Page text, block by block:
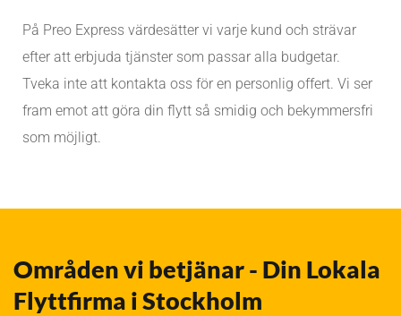
På Preo Express värdesätter vi varje kund och strävar
efter att erbjuda tjänster som passar alla budgetar.
Tveka inte att kontakta oss för en personlig offert. Vi ser
fram emot att göra din flytt så smidig och bekymmersfri
som möjligt.
Områden vi betjänar - Din Lokala
Flyttfirma i Stockholm